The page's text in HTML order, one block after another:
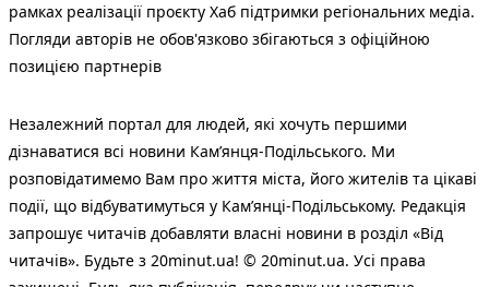
рамках реалізації проєкту Хаб підтримки регіональних медіа.
Погляди авторів не обов'язково збігаються з офіційною
позицією партнерів
Незалежний портал для людей, які хочуть першими
дізнаватися всі новини Кам’янця-Подільського. Ми
розповідатимемо Вам про життя міста, його жителів та цікаві
події, що відбуватимуться у Кам’янці-Подільському. Редакція
запрошує читачів добавляти власні новини в розділ «Від
читачів». Будьте з 20minut.ua! © 20minut.ua. Усі права